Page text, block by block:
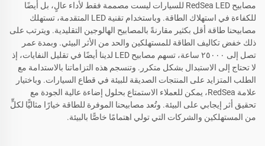
مصابيح RedSea LED للسيارات ليست مصممة فقط لأداء عالٍ، بل أيضًا
للكفاءة في استهلاك الطاقة. وباستخدام تقنية LED المتقدمة، تستهلك
مصابيحنا طاقة أقل بكثير مقارنةً بالمصابيح الهالوجين التقليدية. ويترتب على
ذلك خفض تكاليف الطاقة للمستهلكين والحد من الأثر البيئي. وبمدة عمر
تصل إلى ٢٥٠٠٠ ساعة، تسهم مصابيح LED لدينا أيضًا في تقليل النفايات، إذ
لا تحتاج إلى الاستبدال بشكل متكرر. وتنسجم هذه التزاماتنا بالاستدامة مع
الطلب المتزايد على المنتجات الصديقة للبيئة في قطاع السيارات. وباختيار
علامة RedSea، يمكن للعملاء الاستمتاع بحلول إضاءة عالية الجودة مع
تحقيق أثر إيجابي على البيئة. وتُعد مصابيحنا الموفرة للطاقة خيارًا مثاليًّا لكلٍّ
من المستهلكين والشركات التي تولي اهتمامًا خاصًّا بالبيئة.